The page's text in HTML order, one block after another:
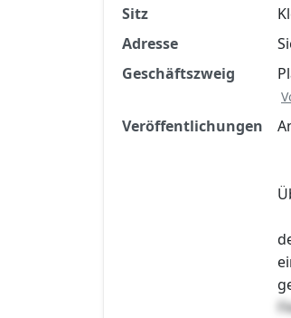
Finanzkennzahlen
Jetzt
Sitz
Adresse
Geschäftszweig
Veröffentlichungen